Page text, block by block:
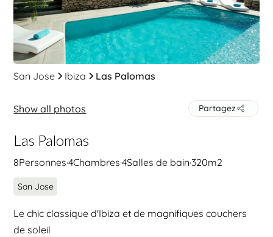
San Jose Ibiza Las Palomas
Show all photos
Las Palomas
8Personnes·4Chambres·4Salles de bain·320m2
San Jose
Partagez
Le chic classique d'Ibiza et de magnifiques couchers
de soleil